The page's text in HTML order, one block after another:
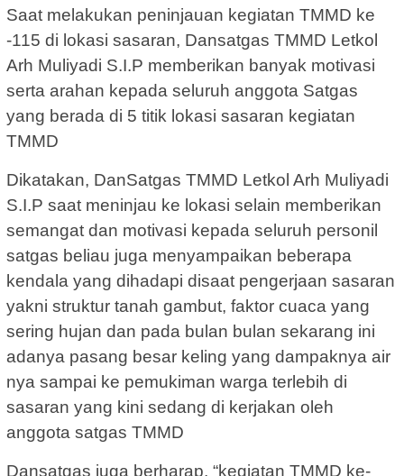
Saat melakukan peninjauan kegiatan TMMD ke
-115 di lokasi sasaran, Dansatgas TMMD Letkol
Arh Muliyadi S.I.P memberikan banyak motivasi
serta arahan kepada seluruh anggota Satgas
yang berada di 5 titik lokasi sasaran kegiatan
TMMD
Dikatakan, DanSatgas TMMD Letkol Arh Muliyadi
S.I.P saat meninjau ke lokasi selain memberikan
semangat dan motivasi kepada seluruh personil
satgas beliau juga menyampaikan beberapa
kendala yang dihadapi disaat pengerjaan sasaran
yakni struktur tanah gambut, faktor cuaca yang
sering hujan dan pada bulan bulan sekarang ini
adanya pasang besar keling yang dampaknya air
nya sampai ke pemukiman warga terlebih di
sasaran yang kini sedang di kerjakan oleh
anggota satgas TMMD
Dansatgas juga berharap, “kegiatan TMMD ke-